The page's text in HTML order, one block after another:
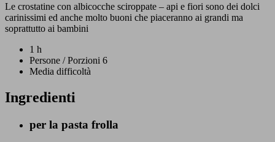
Le crostatine con albicocche sciroppate – api e fiori sono dei dolci
carinissimi ed anche molto buoni che piaceranno ai grandi ma
soprattutto ai bambini
1 h
Persone / Porzioni 6
Media difficoltà
Ingredienti
per la pasta frolla